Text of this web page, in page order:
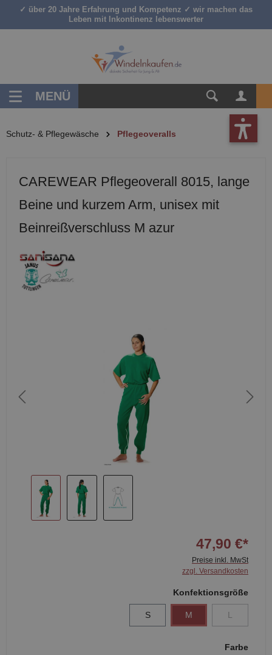
springen
✓ über 20 Jahre Erfahrung und Kompetenz ✓ wir machen das
Leben mit Inkontinenz lebenswerter
MENÜ
Schutz- & Pflegewäsche Pflegeoveralls
CAREWEAR Pflegeoverall 8015, lange
Beine und kurzem Arm, unisex mit
Beinreißverschluss M azur
47,90 €*
Preise inkl. MwSt
zzgl. Versandkosten
Farbe
Konfektionsgröße
S M L